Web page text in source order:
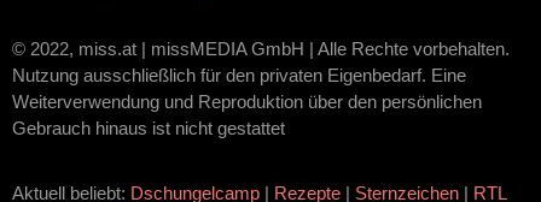
© 2022, miss.at | missMEDIA GmbH | Alle Rechte vorbehalten.
Nutzung ausschließlich für den privaten Eigenbedarf. Eine
Weiterverwendung und Reproduktion über den persönlichen
Gebrauch hinaus ist nicht gestattet
Aktuell beliebt: Dschungelcamp | Rezepte | Sternzeichen | RTL